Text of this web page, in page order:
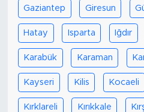
Gaziantep Giresun
Hatay Isparta Iğdır
Karabük Karaman
Kayseri Kilis Kocaeli
Kırklareli Kırıkkale